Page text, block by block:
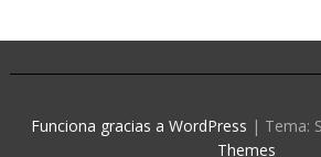
Funciona gracias a WordPress | Tema:
Themes